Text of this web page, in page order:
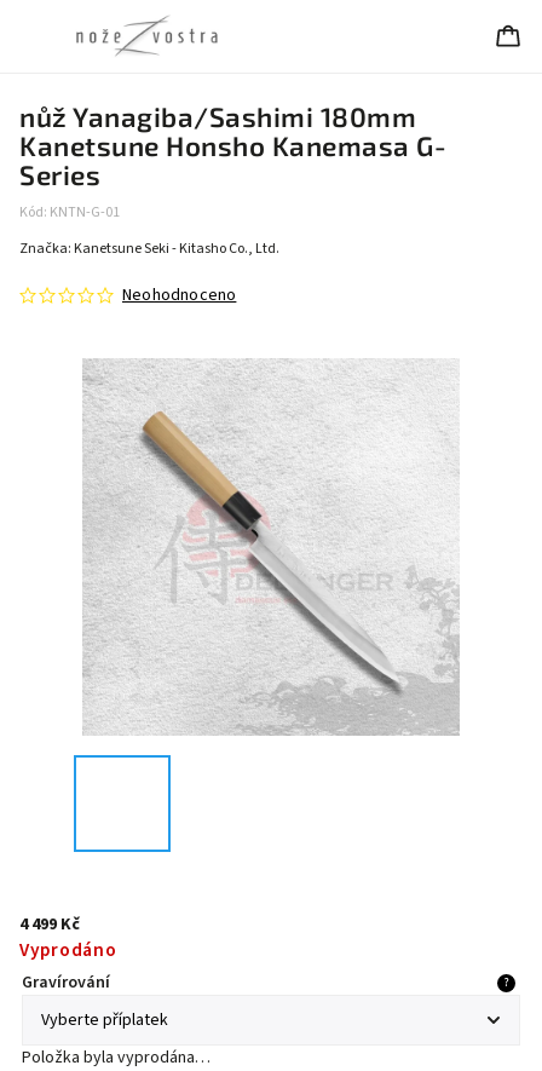
nůž Yanagiba/Sashimi 180mm
Kanetsune Honsho Kanemasa G-
Series
Kód: KNTN-G-01
Neohodnoceno
Značka: Kanetsune Seki - Kitasho Co., Ltd.
4 499 Kč
Vyprodáno
Gravírování ?
Položka byla vyprodána…